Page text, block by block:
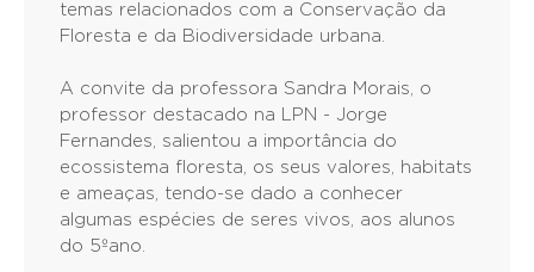
temas relacionados com a Conservação da
Floresta e da Biodiversidade urbana.
A convite da professora Sandra Morais, o
professor destacado na LPN - Jorge
Fernandes, salientou a importância do
ecossistema floresta, os seus valores, habitats
e ameaças, tendo-se dado a conhecer
algumas espécies de seres vivos, aos alunos
do 5ºano.